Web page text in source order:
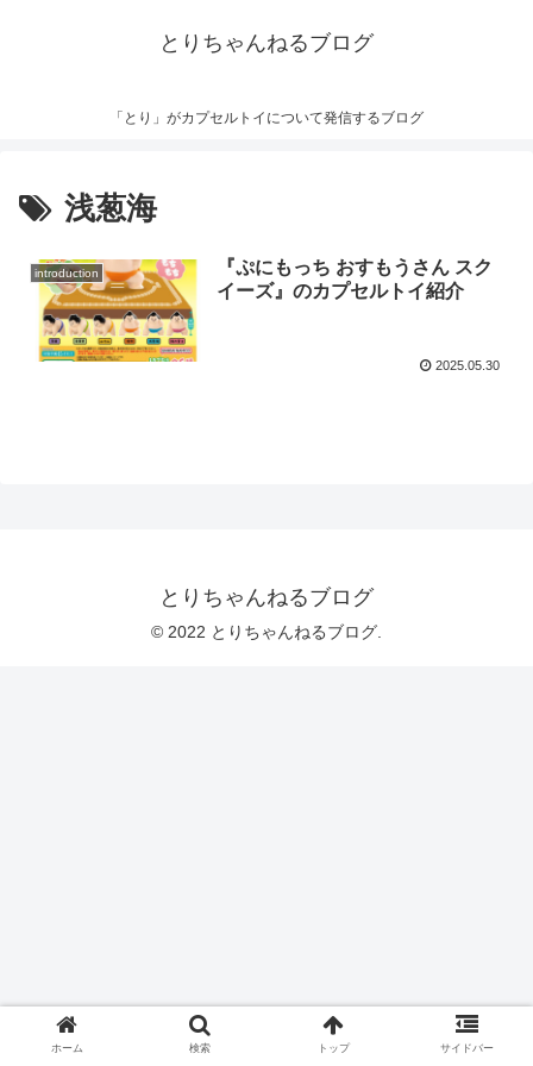
とりちゃんねるブログ
「とり」がカプセルトイについて発信するブログ
浅葱海
introduction
『ぷにもっち おすもうさん スク
イーズ』のカプセルトイ紹介
2025.05.30
とりちゃんねるブログ
© 2022 とりちゃんねるブログ.
ホーム 検索 トップ サイドバー